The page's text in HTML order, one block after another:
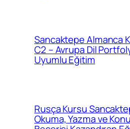
Sancaktepe Almanca
C2 – Avrupa Dil
Uyumlu Eğitim
Rusça Kursu
Okuma, Yazma ve